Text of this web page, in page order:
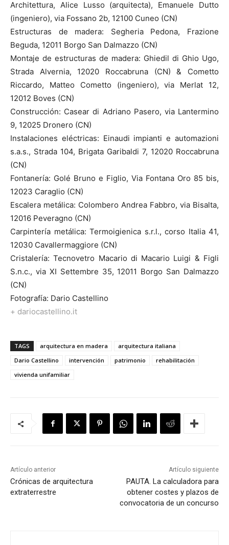
Architettura, Alice Lusso (arquitecta), Emanuele Dutto
(ingeniero), via Fossano 2b, 12100 Cuneo (CN)
Estructuras de madera: Segheria Pedona, Frazione
Beguda, 12011 Borgo San Dalmazzo (CN)
Montaje de estructuras de madera: Ghiedil di Ghio Ugo,
Strada Alvernia, 12020 Roccabruna (CN) & Cometto
Riccardo, Matteo Cometto (ingeniero), via Merlat 12,
12012 Boves (CN)
Construcción: Casear di Adriano Pasero, via Lantermino
9, 12025 Dronero (CN)
Instalaciones eléctricas: Einaudi impianti e automazioni
s.a.s., Strada 104, Brigata Garibaldi 7, 12020 Roccabruna
(CN)
Fontanería: Golé Bruno e Figlio, Via Fontana Oro 85 bis,
12023 Caraglio (CN)
Escalera metálica: Colombero Andrea Fabbro, via Bisalta,
12016 Peveragno (CN)
Carpintería metálica: Termoigienica s.r.l., corso Italia 41,
12030 Cavallermaggiore (CN)
Cristalería: Tecnovetro Macario di Macario Luigi & Figli
S.n.c., via XI Settembre 35, 12011 Borgo San Dalmazzo
(CN)
Fotografía: Dario Castellino
+ dariocastellino.it
TAGS arquitectura en madera
arquitectura italiana
Dario Castellino
intervención patrimonio
rehabilitación
vivienda unifamiliar
Artículo anterior
Crónicas de arquitectura
extraterrestre
Artículo siguiente
PAUTA. La calculadora para
obtener costes y plazos de
convocatoria de un concurso